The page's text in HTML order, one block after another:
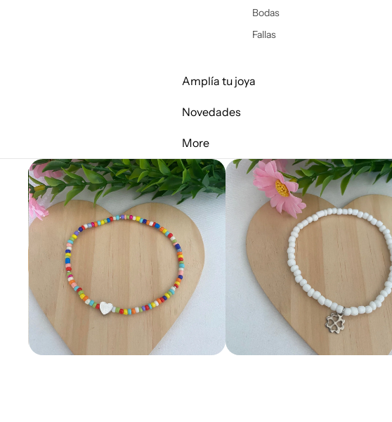
Bodas
Fallas
Amplía tu joya
Novedades
More